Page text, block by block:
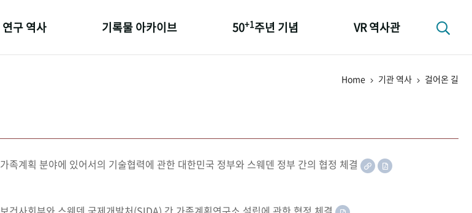
연구 역사 기록물 아카이브 50+1주년 기념 VR 역사관
Home 기관 역사 걸어온 길
가족계획 분야에 있어서의 기술협력에 관한 대한민국 정부와 스웨덴 정부 간의 협정 체결